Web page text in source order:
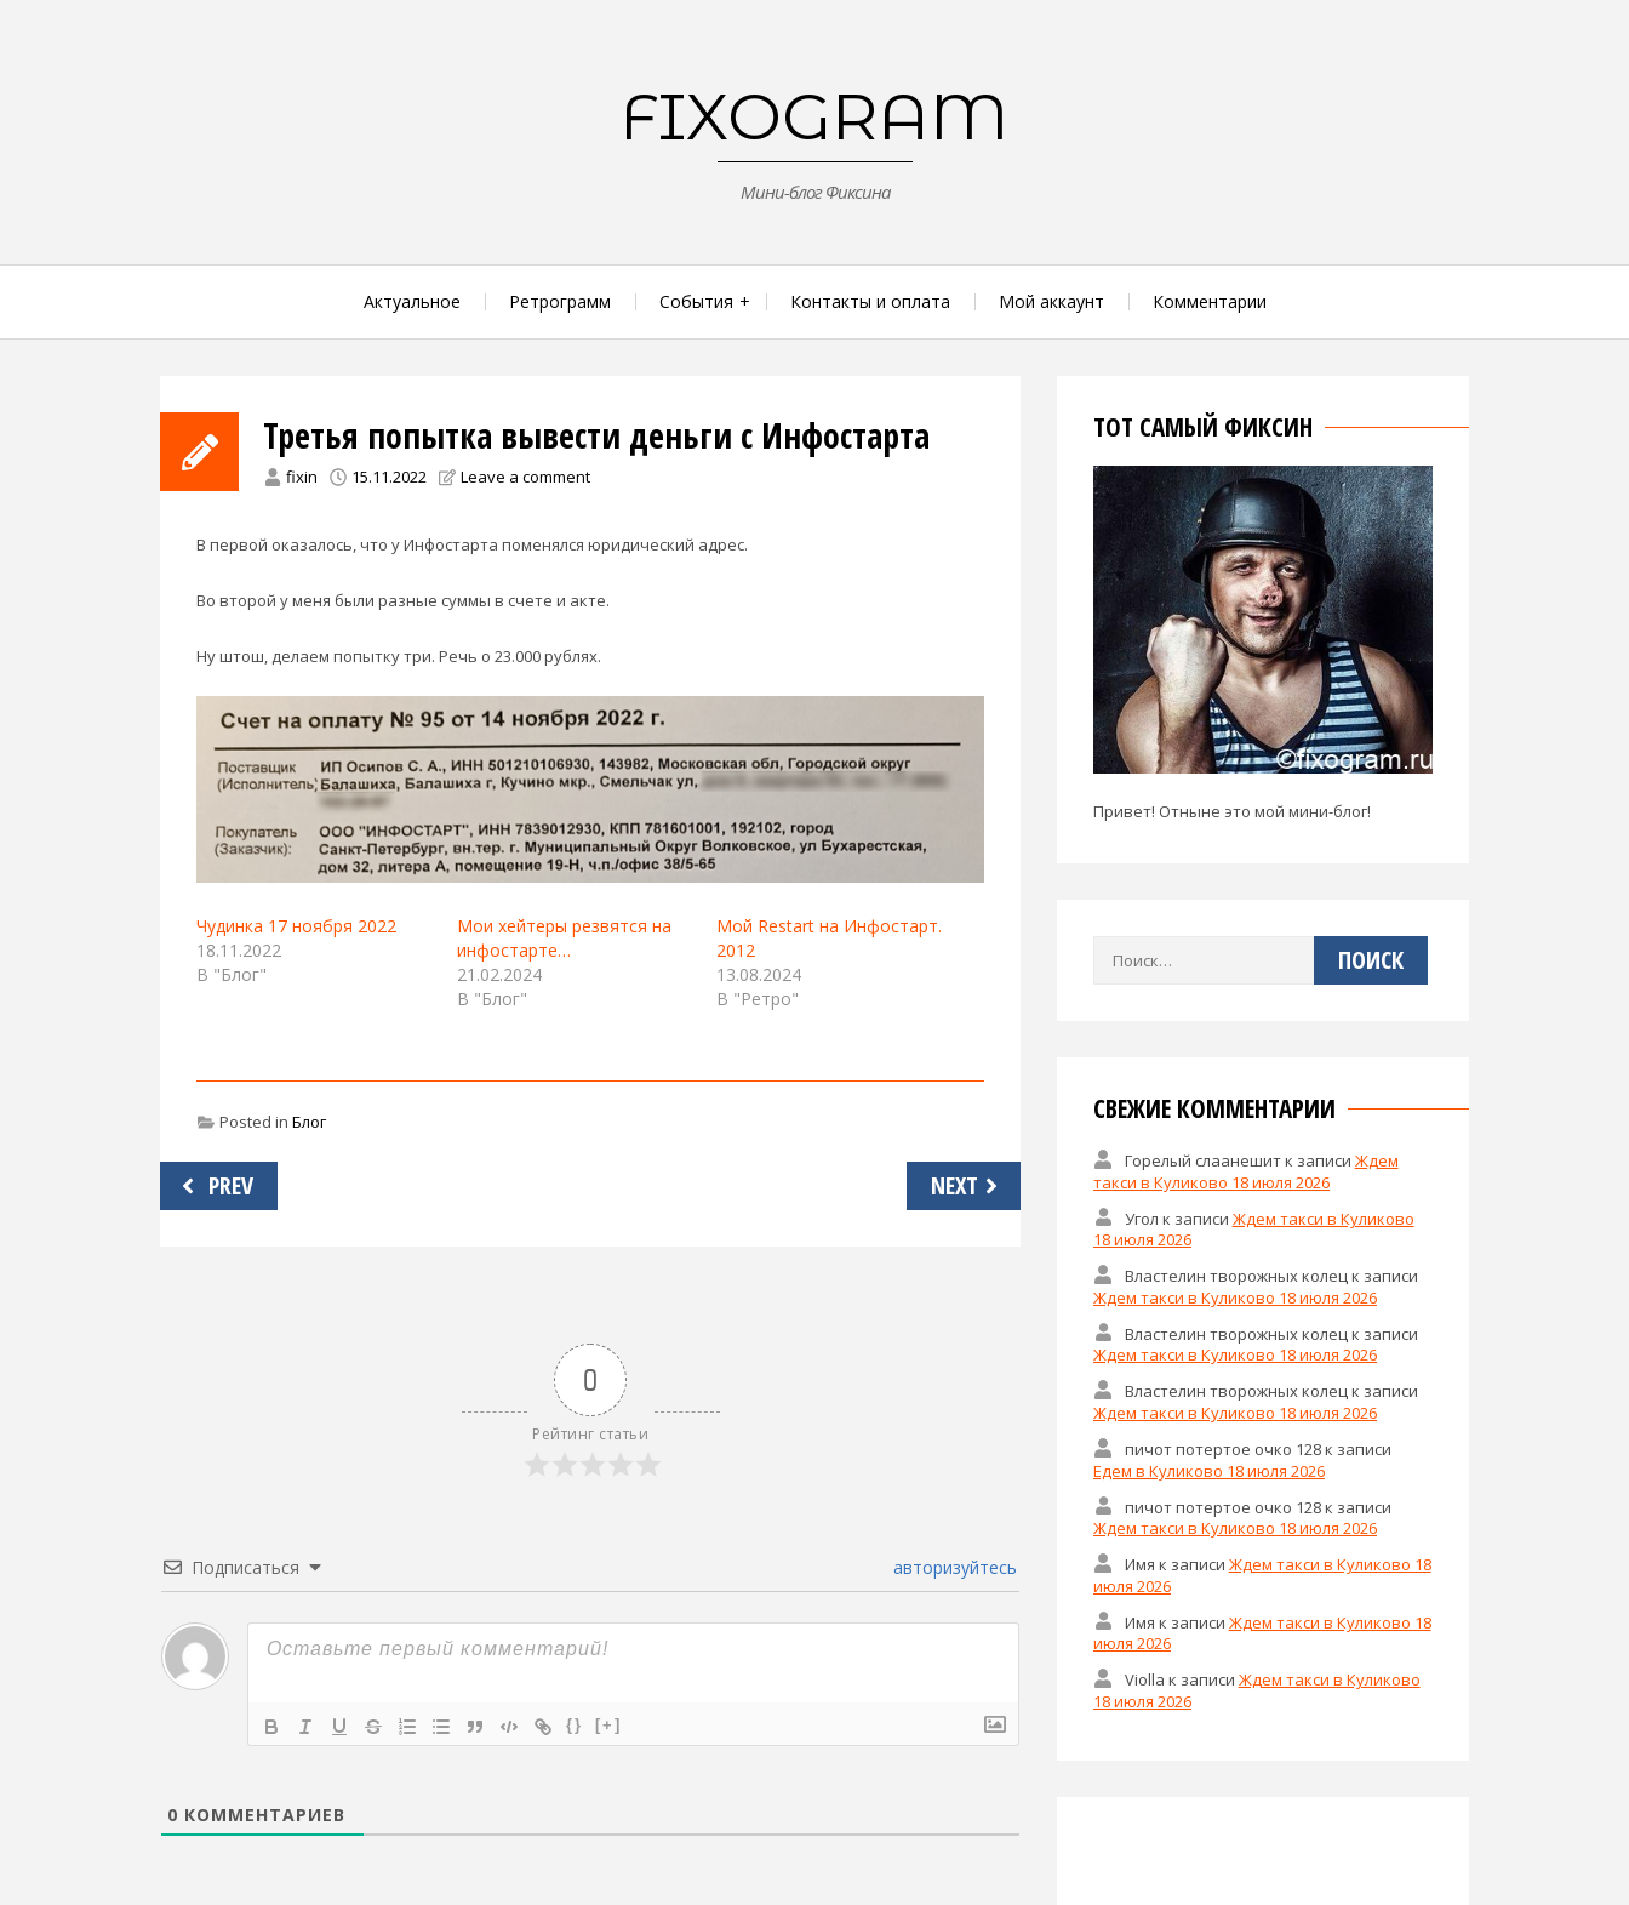
FIXOGRAM
Мини-блог Фиксина
Актуальное Ретрограмм События Контакты и оплата Мой аккаунт Комментарии
Третья попытка вывести деньги с Инфостарта
fixin 15.11.2022 Leave a comment
В первой оказалось, что у Инфостарта поменялся юридический адрес.
Во второй у меня были разные суммы в счете и акте.
Ну штош, делаем попытку три. Речь о 23.000 рублях.
Чудинка 17 ноября 2022
18.11.2022
В "Блог"
Мои хейтеры резвятся на
инфостарте…
21.02.2024
В "Блог"
Мой Restart на Инфостарт.
2012
13.08.2024
В "Ретро"
Posted in Блог
Навигация
по
PREV NEXT
0
Рейтинг статьи
Подписаться авторизуйтесь
{} [+]
0 КОММЕНТАРИЕВ
ТОТ САМЫЙ ФИКСИН
Привет! Отныне это мой мини-блог!
Найти:
СВЕЖИЕ КОММЕНТАРИИ
Горелый слаанешитк записи Ждем
такси в Куликово 18 июля 2026
Угол к записи Ждем такси в Куликово
18 июля 2026
Властелин творожных колецк записи
Ждем такси в Куликово 18 июля 2026
Властелин творожных колец к записи
Ждем такси в Куликово 18 июля 2026
Властелин творожных колецк записи
Ждем такси в Куликово 18 июля 2026
пичот потертое очко 128к записи
Едем в Куликово 18 июля 2026
пичот потертое очко 128к записи
Ждем такси в Куликово 18 июля 2026
Имя к записи Ждем такси в Куликово 18
июля 2026
Имя к записи Ждем такси в Куликово 18
июля 2026
Violla к записи Ждем такси в Куликово
18 июля 2026